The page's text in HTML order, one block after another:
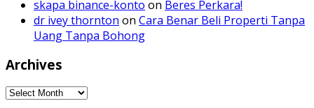
skapa binance-konto on Beres Perkara!
dr ivey thornton on Cara Benar Beli Properti Tanpa
Uang Tanpa Bohong
Archives
Archives